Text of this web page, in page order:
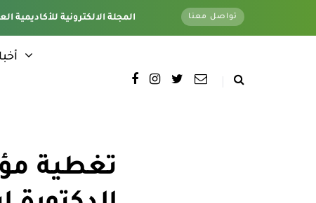
المجلة الالكترونية للأكاديمية تواصل معنا
تغطية